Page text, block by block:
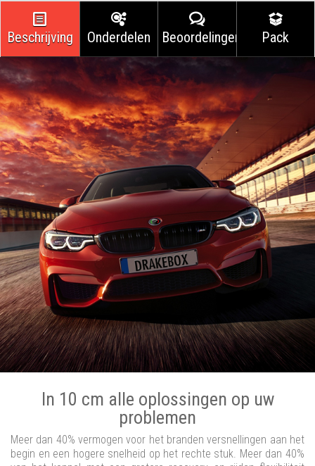
Beschrijving Onderdelen Beoordelingen Pack
In 10 cm alle oplossingen op uw
problemen
Meer dan 40% vermogen voor het branden versnellingen aan het
begin en een hogere snelheid op het rechte stuk. Meer dan 40%